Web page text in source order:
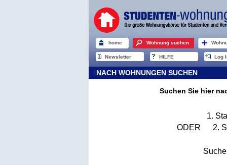
home Wohnung suchen
Newsletter HILFE Log
NACH WOHNUNGEN SUCHEN
Suchen Sie hier
1.
ODER 2.